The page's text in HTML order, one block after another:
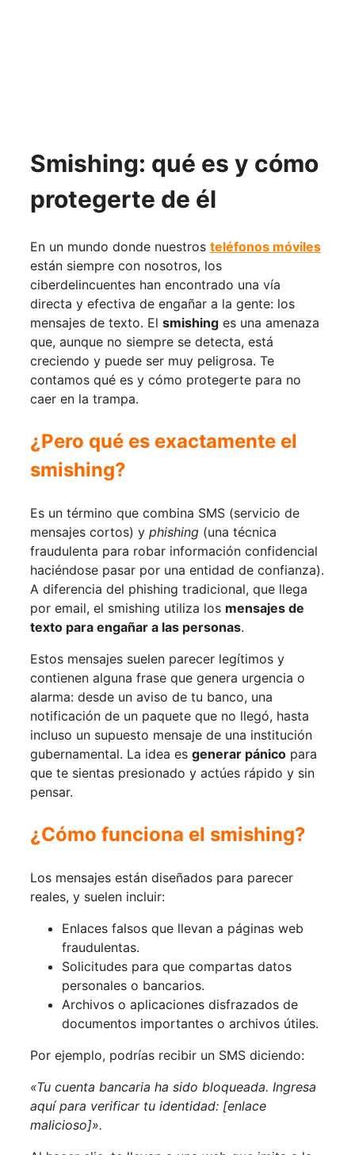
Smishing: qué es y cómo
protegerte de él
En un mundo donde nuestros teléfonos móviles
están siempre con nosotros, los
ciberdelincuentes han encontrado una vía
directa y efectiva de engañar a la gente: los
mensajes de texto. El smishing es una amenaza
que, aunque no siempre se detecta, está
creciendo y puede ser muy peligrosa. Te
contamos qué es y cómo protegerte para no
caer en la trampa.
¿Pero qué es exactamente el
smishing?
Es un término que combina SMS (servicio de
mensajes cortos) y phishing (una técnica
fraudulenta para robar información confidencial
haciéndose pasar por una entidad de confianza).
A diferencia del phishing tradicional, que llega
por email, el smishing utiliza los mensajes de
texto para engañar a las personas.
Estos mensajes suelen parecer legítimos y
contienen alguna frase que genera urgencia o
alarma: desde un aviso de tu banco, una
notificación de un paquete que no llegó, hasta
incluso un supuesto mensaje de una institución
gubernamental. La idea es generar pánico para
que te sientas presionado y actúes rápido y sin
pensar.
¿Cómo funciona el smishing?
Los mensajes están diseñados para parecer
reales, y suelen incluir:
Enlaces falsos que llevan a páginas web
fraudulentas.
Solicitudes para que compartas datos
personales o bancarios.
Archivos o aplicaciones disfrazados de
documentos importantes o archivos útiles.
Por ejemplo, podrías recibir un SMS diciendo:
«Tu cuenta bancaria ha sido bloqueada. Ingresa
aquí para verificar tu identidad: [enlace
malicioso]».